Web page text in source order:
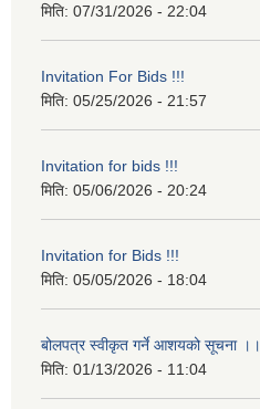
मिति: 07/31/2026 - 22:04
Invitation For Bids !!!
मिति: 05/25/2026 - 21:57
Invitation for bids !!!
मिति: 05/06/2026 - 20:24
Invitation for Bids !!!
मिति: 05/05/2026 - 18:04
बोलपत्र स्वीकृत गर्ने आशयको सूचना ।।
मिति: 01/13/2026 - 11:04